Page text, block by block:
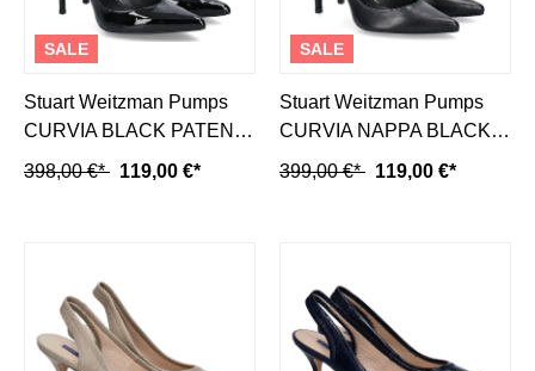
SALE
Stuart Weitzman Pumps
CURVIA BLACK PATENT
(36)
398,00 €* 119,00 €*
SALE
Stuart Weitzman Pumps
CURVIA NAPPA BLACK
(36)
399,00 €* 119,00 €*